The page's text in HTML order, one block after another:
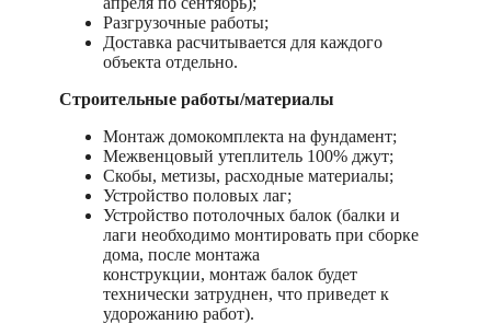
Разгрузочные работы;
Доставка расчитывается для каждого
объекта отдельно.
Строительные работы/материалы
Монтаж домокомплекта на фундамент;
Межвенцовый утеплитель 100% джут;
Скобы, метизы, расходные материалы;
Устройство половых лаг;
Устройство потолочных балок (балки и
лаги необходимо монтировать при сборке
дома, после монтажа
конструкции, монтаж балок будет
технически затруднен, что приведет к
удорожанию работ).